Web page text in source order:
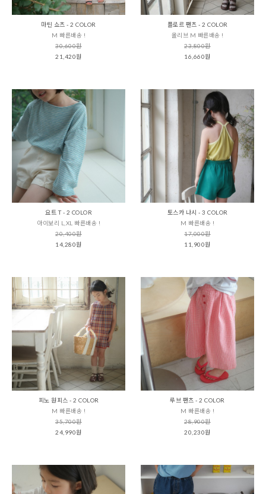
마틴 쇼츠 - 2 COLOR
M 빠른배송 !
30,600원
21,420원
플로르 팬츠 - 2 COLOR
올리브 M 빠른배송 !
23,800원
16,660원
요트 T - 2 COLOR
아이보리 L,XL 빠른배송 !
20,400원
14,280원
토스카 나시 - 3 COLOR
M 빠른배송 !
17,000원
11,900원
피노 원피스 - 2 COLOR
M 빠른배송 !
35,700원
24,990원
루브 팬츠 - 2 COLOR
M 빠른배송 !
28,900원
20,230원